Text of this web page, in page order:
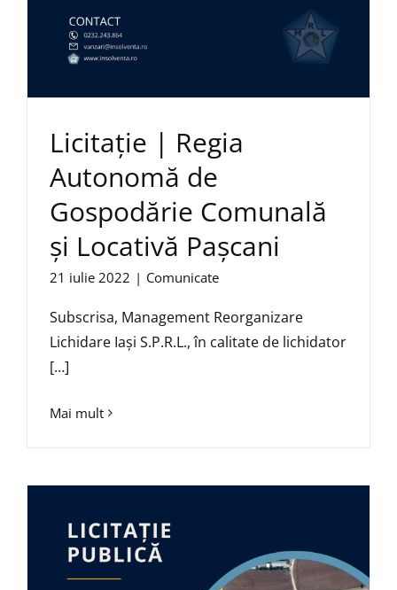
Licitație | Regia
Autonomă de
Gospodărie Comunală
și Locativă Pașcani
21 iulie 2022 | Comunicate
Subscrisa, Management Reorganizare
Lichidare Iași S.P.R.L., în calitate de lichidator
[…]
Mai mult